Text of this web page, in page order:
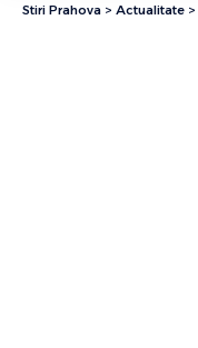
Stiri Prahova > Actualitate >